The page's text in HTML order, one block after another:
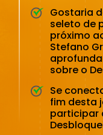
Gostaria
seleto de
próximo
Stefano
sobre o
Se
fim desta
participar